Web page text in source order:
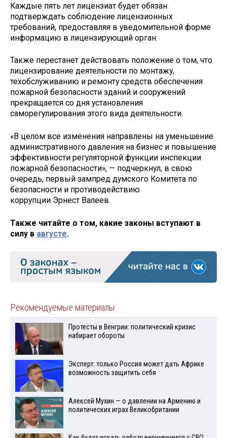
Каждые пять лет лицензиат будет обязан
подтверждать соблюдение лицензионных
требований, предоставляя в уведомительной форме
информацию в лицензирующий орган.
Также перестанет действовать положение о том, что
лицензирование деятельности по монтажу,
техобслуживанию и ремонту средств обеспечения
пожарной безопасности зданий и сооружений
прекращается со дня установления
саморегулирования этого вида деятельности.
«В целом все изменения направлены на уменьшение
административного давления на бизнес и повышение
эффективности регуляторной функции инспекции
пожарной безопасности», — подчеркнул, в свою
очередь, первый зампред думского Комитета по
безопасности и противодействию
коррупции Эрнест Валеев.
Также читайте о том, какие законы вступают в
силу в августе.
Рекомендуемые материалы
Протесты в Венгрии: политический кризис
набирает обороты
Эксперт: только Россия может дать Африке
возможность защитить себя
Алексей Мухин — о давлении на Армению и
политических играх Великобритании